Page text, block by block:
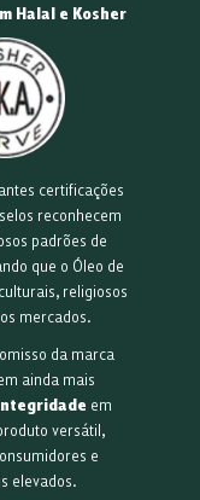
Halal e Kosher
certificações
reconhecem
padrões de
que o Óleo de
religiosos
mercados.
da marca
ainda mais
em
versátil,
e
elevados.